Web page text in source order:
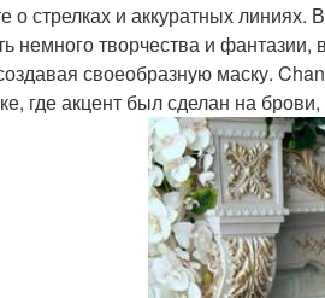
о стрелках и аккуратных
немного творчества и фантазии,
своеобразную маску.
где акцент был сделан на